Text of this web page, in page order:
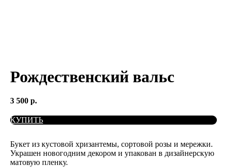
Рождественский вальс
3 500 р.
КУПИТЬ
Букет из кустовой хризантемы, сортовой розы и мережки.
Украшен новогодним декором и упакован в дизайнерскую
матовую пленку.